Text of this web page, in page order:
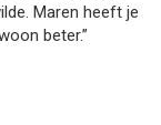
Maren heeft je
beter.”